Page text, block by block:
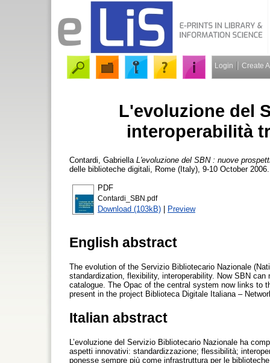
Login Create
L'evoluzione del
interoperabilità
Contardi, Gabriella L'evoluzione del SBN : nuove
delle biblioteche digitali, Rome (Italy), 9-10 October
PDF
Contardi_SBN.pdf
Download (103kB) | Preview
English abstract
The evolution of the Servizio Bibliotecario Nazionale
standardization, flexibility, interoperability. Now SBN
catalogue. The Opac of the central system now links to
present in the project Biblioteca Digitale Italiana –
Italian abstract
L’evoluzione del Servizio Bibliotecario Nazionale ha
aspetti innovativi: standardizzazione; flessibilità;
ponesse sempre più come infrastruttura per le